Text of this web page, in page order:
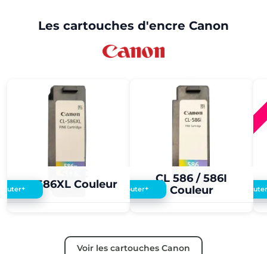
Les cartouches d'encre Canon
CL 586XL Couleur
+
CL 586 / 586I
Couleur
5,00 €
Ajouter+
Voir les cartouches Canon